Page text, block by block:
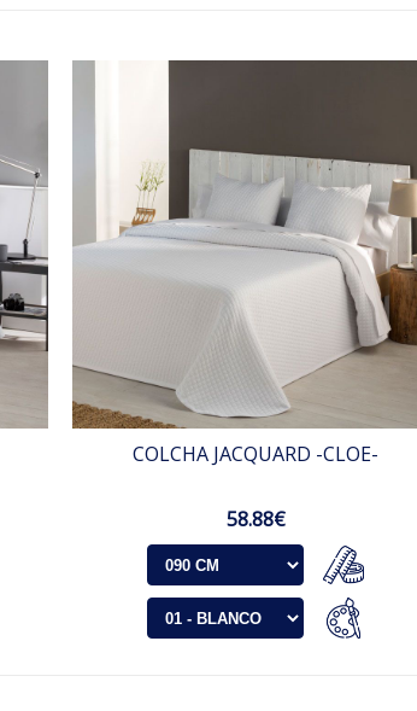
COLCHA JACQUARD -CLOE-
58.88€